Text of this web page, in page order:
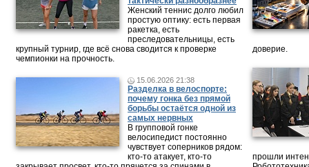
Женский теннис долго любил
простую оптику: есть первая
ракетка, есть
преследовательницы, есть
крупный турнир, где всё снова сводится к проверке
чемпионки на прочность.
15.06.2026 21:38
Разделка в велоспорте:
почему гонка без прямой
борьбы остаётся одной из
самых нервных
В групповой гонке
велосипедист постоянно
чувствует соперников рядом:
кто-то атакует, кто-то
доверие.
прошли